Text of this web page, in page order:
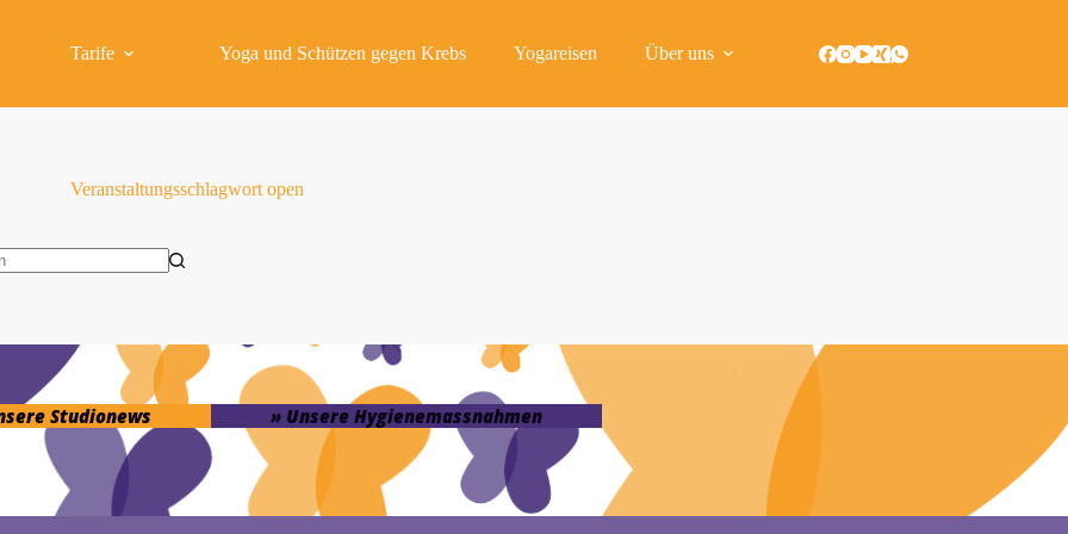
Tarife Yoga und Schützen gegen Krebs Yogareisen Über uns
Veranstaltungsschlagwortopen
Studionews » Unsere Hygienemassnahmen